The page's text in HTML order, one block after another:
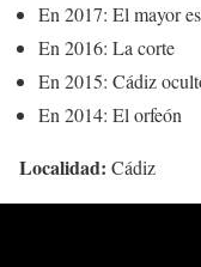
En 2017: El mayor
En 2016: La corte
En 2015: Cádiz
En 2014: El orfeón
Localidad: Cádiz